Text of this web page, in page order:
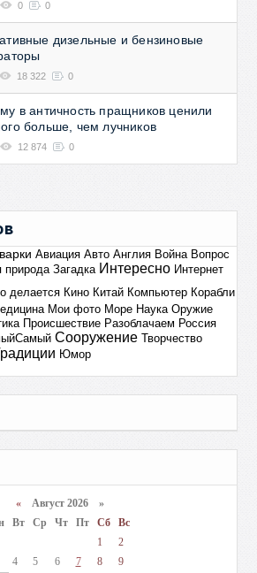
0 0
дизельные и бензиновые
18 322 0
в античность пращников ценили
больше, чем лучников
12 874 0
Авиация Авто Англия Война Вопрос
природа Загадка Интересно Интернет
делается Кино Китай Компьютер Корабли
Мои фото Море Наука Оружие
Происшествие Разоблачаем Россия
Сооружение Творчество
Юмор
«Август 2026 »
Вт Ср Чт Пт Сб
Вс
1
2
4 5 6 7 8
9